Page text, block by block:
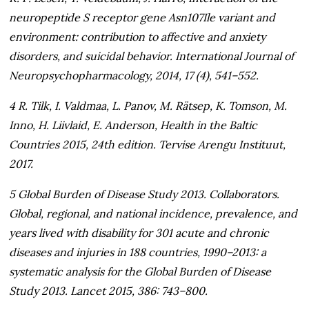
neuropeptide S receptor gene Asn107Ile variant and
environment: contribution to affective and anxiety
disorders, and suicidal behavior. International Journal of
Neuropsychopharmacology, 2014, 17 (4), 541–552.
4 R. Tilk, I. Valdmaa, L. Panov, M. Rätsep, K. Tomson, M.
Inno, H. Liivlaid, E. Anderson, Health in the Baltic
Countries 2015, 24th edition. Tervise Arengu Instituut,
2017.
5 Global Burden of Disease Study 2013. Collaborators.
Global, regional, and national incidence, prevalence, and
years lived with disability for 301 acute and chronic
diseases and injuries in 188 countries, 1990–2013: a
systematic analysis for the Global Burden of Disease
Study 2013. Lancet 2015, 386: 743–800.